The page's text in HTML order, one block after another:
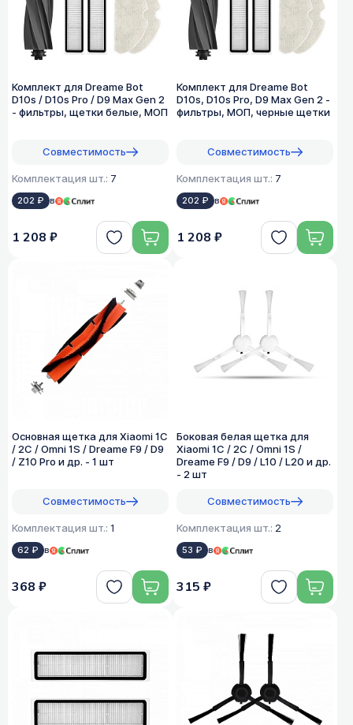
Комплект для Dreame Bot
D10s / D10s Pro / D9 Max Gen 2
- фильтры, щетки белые, МОП
Совместимость
Комплектация шт.: 7
202 ₽ в
1 208 ₽
Комплект для Dreame Bot
D10s, D10s Pro, D9 Max Gen 2 -
фильтры, МОП, черные щетки
Совместимость
Комплектация шт.: 7
202 ₽ в
1 208 ₽
Основная щетка для Xiaomi 1C
/ 2C / Omni 1S / Dreame F9 / D9
/ Z10 Pro и др. - 1 шт
Совместимость
Комплектация шт.: 1
62 ₽ в
368 ₽
Боковая белая щетка для
Xiaomi 1C / 2C / Omni 1S /
Dreame F9 / D9 / L10 / L20 и др.
- 2 шт
Совместимость
Комплектация шт.: 2
53 ₽ в
315 ₽